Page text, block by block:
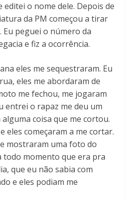
editei o nome dele. Depois de
da PM começou a tirar
peguei o número da
e fiz a ocorrência.
eles me sequestraram. Eu
eles me abordaram de
me fechou, me jogaram
entrei o rapaz me deu um
alguma coisa que me cortou.
eles começaram a me cortar.
mostraram uma foto do
todo momento que era pra
que eu não sabia com
e eles podiam me